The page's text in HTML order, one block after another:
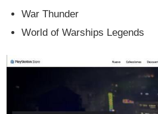
War Thunder
World of Warships Legends